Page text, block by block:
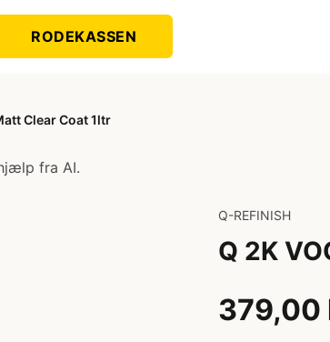
RODEKASSEN
Clear Coat 1ltr
fra AI.
Q-REFINISH
Q 2K
379,00